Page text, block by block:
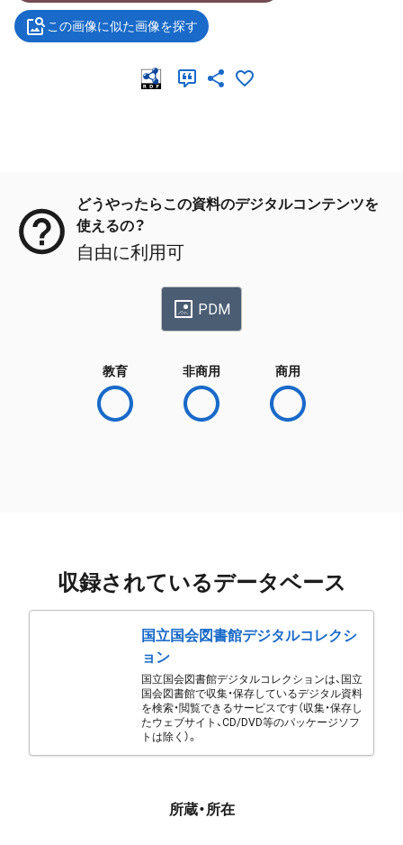
この画像に似た画像を探す
どうやったらこの資料のデジタルコンテンツを
使えるの？
自由に利用可
PDM
教育 非商用 商用
収録されているデータベース
国立国会図書館デジタルコレクシ
ョン
国立国会図書館デジタルコレクションは、国立
国会図書館で収集・保存しているデジタル資料
を検索・閲覧できるサービスです（収集・保存し
たウェブサイト、CD/DVD等のパッケージソフ
トは除く）。
所蔵・所在